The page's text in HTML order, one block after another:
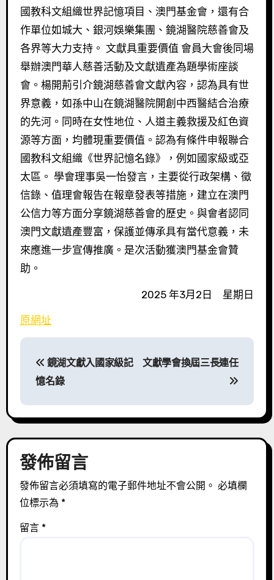
國教科文組織世界記憶項目、澳門基金會，還有合
作單位如城大、銀河娛樂集團、鏡湖醫院慈善會及
各界等大力支持。 文獻具重要價值 會員大會後同場
舉辦澳門華人慈善活動及文獻遺產為題學術座談
會。楊開荊引介鏡湖慈善會文獻內容，認為具有世
界意義，如孫中山在鏡湖醫院開創中西醫結合治療
的先河。同時在女性地位、人道主義救援及紅色資
源等方面，均體現重要價值。認為有條件申報聯合
國教科文組織《世界記憶名錄》，例如國家級或亞
太區。 學會理事吳一怡發言，主要從行政架構、徵
信錄、值理會報告在報章發表等措施，建立在澳門
公信力等方面分享鏡湖慈善會的歷史。與會者認同
澳門文獻遺產豐富，保護並傳承具有當代意義，未
來應進一步宣傳推廣。是次活動獲澳門基金會贊
助。
2025 年3月2日 星期日
原網址
文
章
導
覽
鏡湖文獻入國家級記
憶名錄
文獻學會換屆三長連任
發佈留言
發佈留言必須填寫的電子郵件地址不會公開。 必填欄
位標示為 *
留言 *